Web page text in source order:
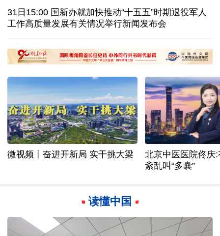
德国机场发现一架携爆炸物无人机 非业余人士所为
韩国总统要求加速整合军校 防范再度发生军事政变
31日15:00 国新办就加快推动“十五五”时期退役军人
工作高质量发展有关情况举行新闻发布会
微视频丨奋进开新局 实干挑大梁
北京中医医院佟庆
紊乱叫“多囊”
读懂中国